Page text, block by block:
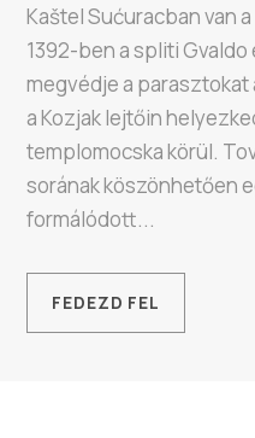
Kaštel Sućuracban van
1392-ben a spliti
megvédje a
a Kozjak lejtőin
templomocska körül.
sorának köszönhetően
formálódott...
FEDEZD FEL